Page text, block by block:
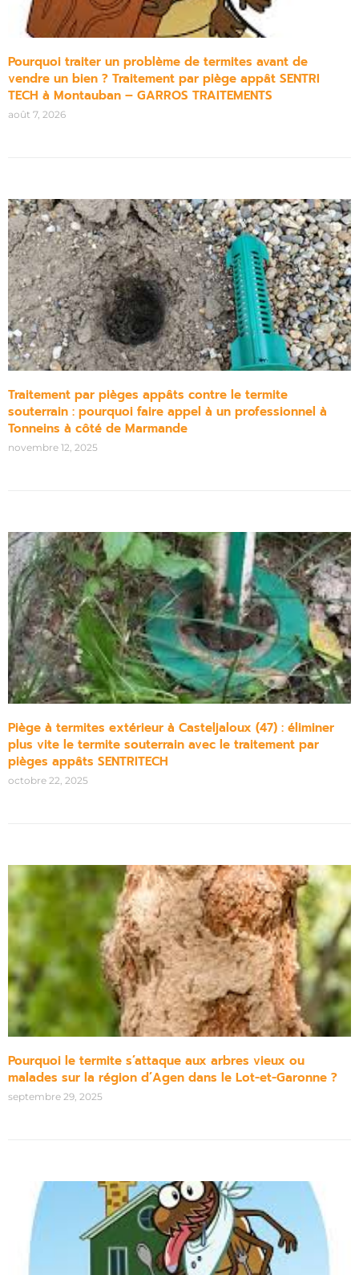
Pourquoi traiter un problème de termites avant de
vendre un bien ? Traitement par piège appât SENTRI
TECH à Montauban – GARROS TRAITEMENTS
août 7, 2026
Traitement par pièges appâts contre le termite
souterrain : pourquoi faire appel à un professionnel à
Tonneins à côté de Marmande
novembre 12, 2025
Piège à termites extérieur à Casteljaloux (47) : éliminer
plus vite le termite souterrain avec le traitement par
pièges appâts SENTRITECH
octobre 22, 2025
Pourquoi le termite s’attaque aux arbres vieux ou
malades sur la région d’Agen dans le Lot-et-Garonne ?
septembre 29, 2025